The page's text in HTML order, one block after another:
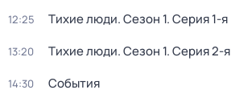
12:25 Тихие люди. Сезон 1. Серия 1-я
13:20 Тихие люди. Сезон 1. Серия 2-я
14:30 События